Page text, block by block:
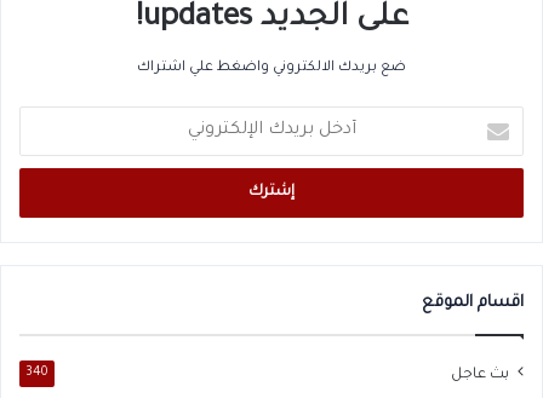
على الجديد updates!
ضع بريدك الالكتروني واضغط علي اشتراك
بريدك
الإلكتروني
اقسام الموقع
بث عاجل 340